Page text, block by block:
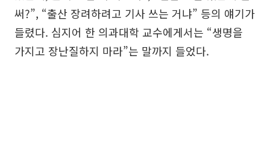
써?”, “출산 장려하려고 기사 쓰는 거냐” 등의 얘기가
들렸다. 심지어 한 의과대학 교수에게서는 “생명을
가지고 장난질하지 마라”는 말까지 들었다.